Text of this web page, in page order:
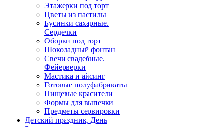
Этажерки под торт
Цветы из пастилы
Бусинки сахарные.
Сердечки
Оборки под торт
Шоколадный фонтан
Свечи свадебные.
Фейерверки
Мастика и айсинг
Готовые полуфабрикаты
Пищевые красители
Формы для выпечки
Предметы сервировки
Детский праздник, День